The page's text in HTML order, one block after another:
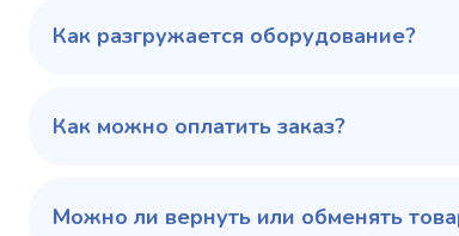
размеры (Д х Ш х В),
режим, °C
100 343 ₽ ✓ В наличии
Как разгружается оборудование?
Как можно оплатить заказ?
Можно ли вернуть или обменять